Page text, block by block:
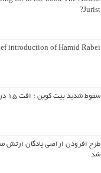
Jurist?
introduction of Hamid Rabei
سقوط شدید بیت کوین ؛ افت ۱۵ درصدی اتریوم و میم‌کوین‌ها
طرح افزودن اراضی پادگان ارتش
شد